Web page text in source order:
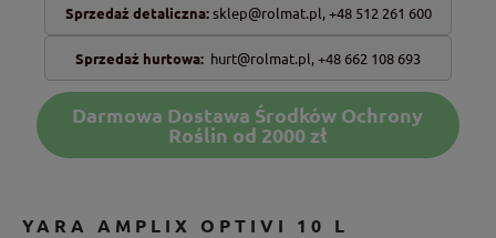
Sprzedaż detaliczna: sklep@rolmat.pl, +48 512 261 600
Sprzedaż hurtowa: hurt@rolmat.pl,+48 662 108 693
Darmowa Dostawa Środków Ochrony
Roślin od 2000 zł
YARA AMPLIX OPTIVI 10 L